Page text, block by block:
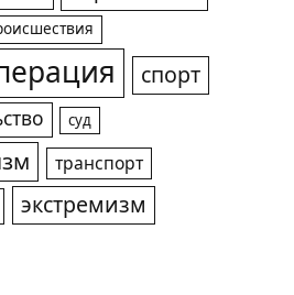
спорт
суд
транспорт
экстремизм